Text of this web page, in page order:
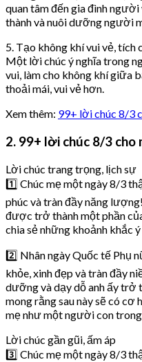
quan tâm đến gia đình
thành và nuôi dưỡng người
5. Tạo không khí vui vẻ, tích
Một lời chúc ý nghĩa trong
vui, làm cho không khí giữa
thoải mái, vui vẻ hơn.
Xem thêm: 99+ lời chúc 8/3
2. 99+ lời chúc 8/3
Lời chúc trang trọng, lịch sự
1️⃣ Chúc mẹ một ngày 8/3
phúc và tràn đầy năng
được trở thành một phần
chia sẻ những khoảnh khắc
2️⃣ Nhân ngày Quốc tế Phụ
khỏe, xinh đẹp và tràn đầy
dưỡng và dạy dỗ anh ấy
mong rằng sau này sẽ có
mẹ như một người con
Lời chúc gần gũi, ấm áp
3️⃣ Chúc mẹ một ngày 8/3